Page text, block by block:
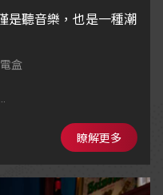
是聽音樂，也是一種潮
盒
瞭解更多